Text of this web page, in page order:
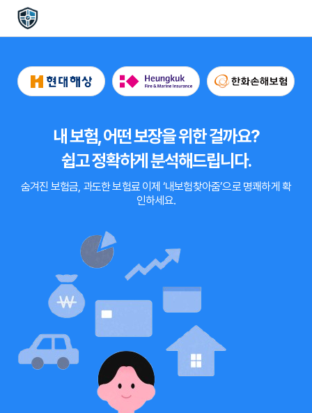
내 보험, 어떤 보장을 위한 걸까요?
쉽고 정확하게 분석해드립니다.
숨겨진 보험금, 과도한 보험료이제 ‘내보험찾아줌’으로 명쾌하게 확
인하세요.